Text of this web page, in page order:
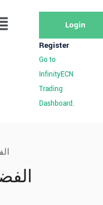
Login
Register
Go to
InfinityECN
Trading
Dashboard.